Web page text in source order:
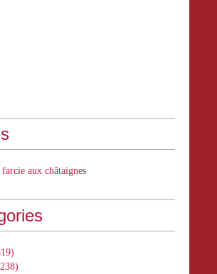
aux châtaignes